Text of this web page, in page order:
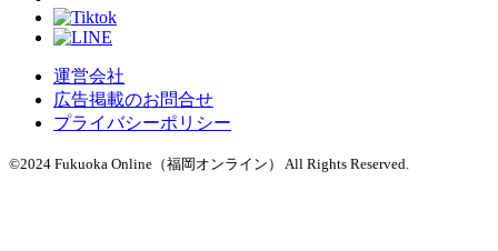
運営会社
広告掲載のお問合せ
プライバシーポリシー
©2024 Fukuoka Online（福岡オンライン） All Rights Reserved.